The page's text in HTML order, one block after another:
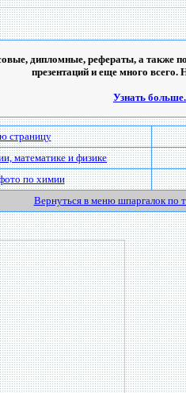
дипломные, рефераты, а также
презентаций и еще много всего.
Узнать
страницу
математике и физике
по химии
Вернуться в меню шпаргалок по